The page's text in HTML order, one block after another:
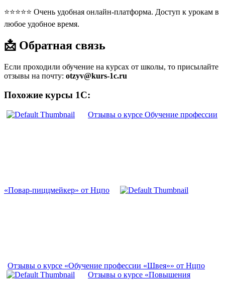
⭐⭐⭐⭐⭐ Очень удобная онлайн-платформа. Доступ к урокам в
любое удобное время.
📩 Обратная связь
Если проходили обучение на курсах от школы, то присылайте
отзывы на почту: otzyv@kurs-1c.ru
Похожие курсы 1С:
Отзывы о курсе Обучение профессии
«Повар-пиццмейкер» от Нцпо
Отзывы о курсе «Обучение профессии «Швея»» от Нцпо
Отзывы о курсе «Повышения